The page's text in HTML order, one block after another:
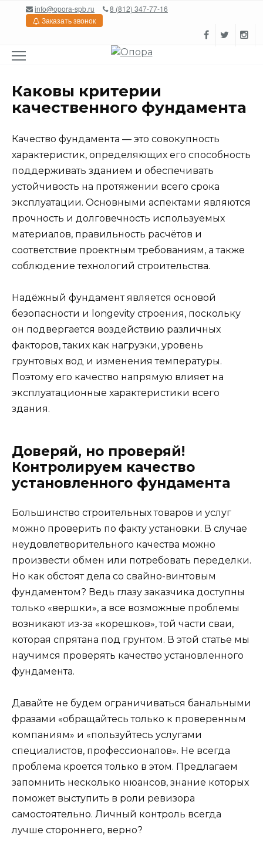
Перейтиinfo@opora-spb.ru
8 (812) 347-77-16
Заказать звонок
Каковы критерии
качественного фундамента
Качество фундамента — это совокупность
характеристик, определяющих его способность
поддерживать зданием и обеспечивать
устойчивость на протяжении всего срока
эксплуатации. Основными аспектами являются
прочность и долговечность используемых
материалов, правильность расчётов и
соответствие проектным требованиям, а также
соблюдение технологий строительства.
Надёжный фундамент является основой
безопасности и longevity строения, поскольку
он подвергается воздействию различных
факторов, таких как нагрузки, уровень
грунтовых вод и изменения температуры.
Поэтому его качество напрямую влияет на
эксплуатационные характеристики всего
здания.
Доверяй, но проверяй!
Контролируем качество
установленного фундамента
Большинство строительных товаров и услуг
можно проверить по факту установки. В случае
неудовлетворительного качества можно
произвести обмен или потребовать переделки.
Но как обстоят дела со свайно-винтовым
фундаментом? Ведь глазу заказчика доступны
только «вершки», а все возможные проблемы
возникают из-за «корешков», той части сваи,
которая спрятана под грунтом. В этой статье мы
научимся проверять качество установленного
фундамента.
Давайте не будем ограничиваться банальными
фразами «обращайтесь только к проверенным
компаниям» и «пользуйтесь услугами
специалистов, профессионалов». Не всегда
проблема кроется только в этом. Предлагаем
запомнить несколько нюансов, знание которых
поможет выступить в роли ревизора
самостоятельно. Личный контроль всегда
лучше стороннего, верно?